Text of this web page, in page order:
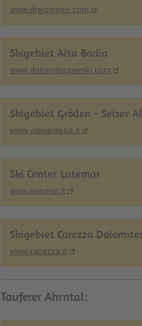
www.dreizinnen.com
Skigebiet Alta Badia
www.dolomitisuperski.com
Skigebiet Gröden - Seiser
www.valgardena.it
Ski Center Latemar
www.latemar.it
Skigebiet Carezza
www.carezza.it
Tauferer Ahrntal: